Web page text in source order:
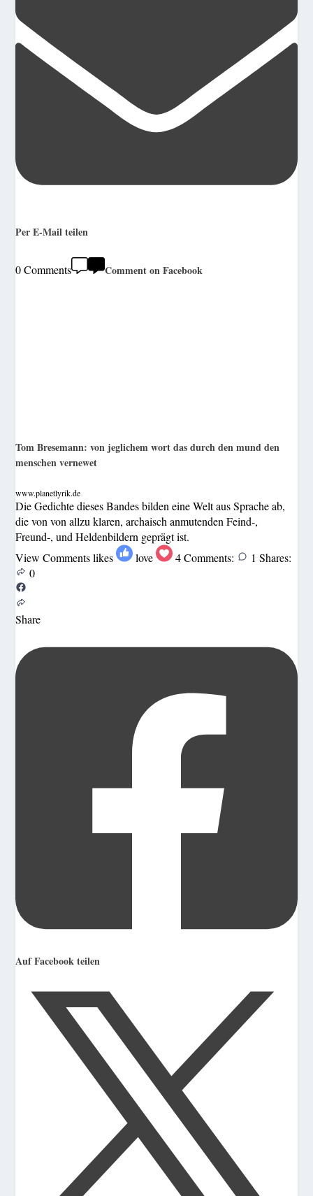
Per E-Mail teilen
0 Comments Comment on Facebook
Tom Bresemann: von jeglichem wort das durch den mund den
menschen vernewet
www.planetlyrik.de
Die Gedichte dieses Bandes bilden eine Welt aus Sprache ab,
die von von allzu klaren, archaisch anmutenden Feind-,
Freund-, und Heldenbildern geprägt ist.
View Comments likes love 4 Comments: 1 Shares:
0
Share
Auf Facebook teilen